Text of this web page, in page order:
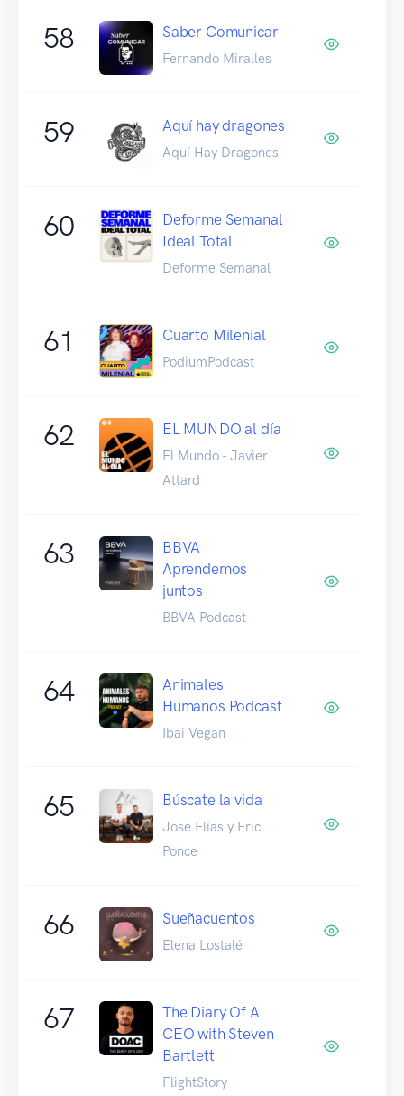
58 Saber Comunicar
Fernando Miralles
59 Aquí hay dragones
Aquí Hay Dragones
60
Deforme Semanal
Ideal Total
Deforme Semanal
61 Cuarto Milenial
PodiumPodcast
62 EL MUNDO al día
El Mundo - Javier
Attard
63
BBVA
Aprendemos
juntos
BBVA Podcast
64
Animales
Humanos Podcast
Ibai Vegan
65 Búscate la vida
José Elías y Eric
Ponce
66 Sueñacuentos
Elena Lostalé
67
The Diary Of A
CEO with Steven
Bartlett
FlightStory